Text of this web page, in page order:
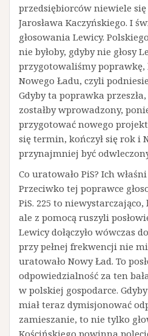
przedsiębiorców niewiele
Jarosława Kaczyńskiego. I
głosowania Lewicy.
nie byłoby, gdyby nie głosy
przygotowaliśmy
Nowego Ładu, czyli
Gdyby ta poprawka
zostałby wprowadzony,
przygotować nowego
się termin, kończył się rok i
przynajmniej być
Co uratowało PiS? Ich
Przeciwko tej poprawce
PiS. 225 to
ale z pomocą ruszyli
Lewicy dołączyło wówczas
przy pełnej frekwencji nie
uratowało Nowy Ład. To
odpowiedzialność za ten
w polskiej gospodarce.
miał teraz dymisjonować
zamieszanie, to nie tylko
Kościńskiego powinna